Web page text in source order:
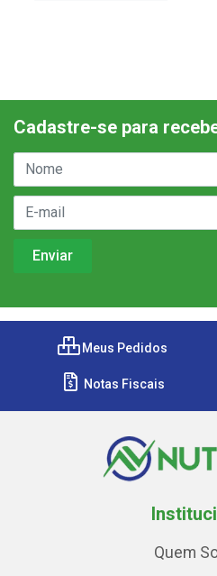
Cadastre-se para
Meus Pedidos
Notas Fiscais
Quem